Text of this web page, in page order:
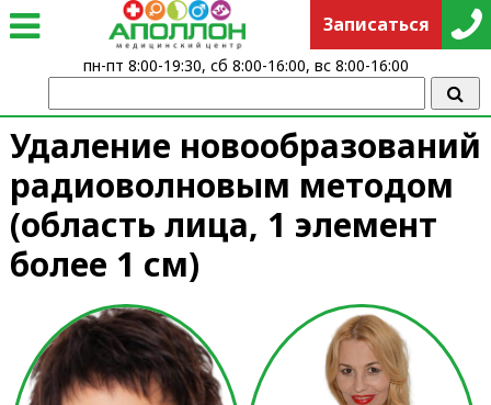
Удаление новообразований
радиоволновым методом
(область лица, 1 элемент
более 1 см)
Записаться
пн-пт 8:00-19:30, сб 8:00-16:00, вс 8:00-16:00